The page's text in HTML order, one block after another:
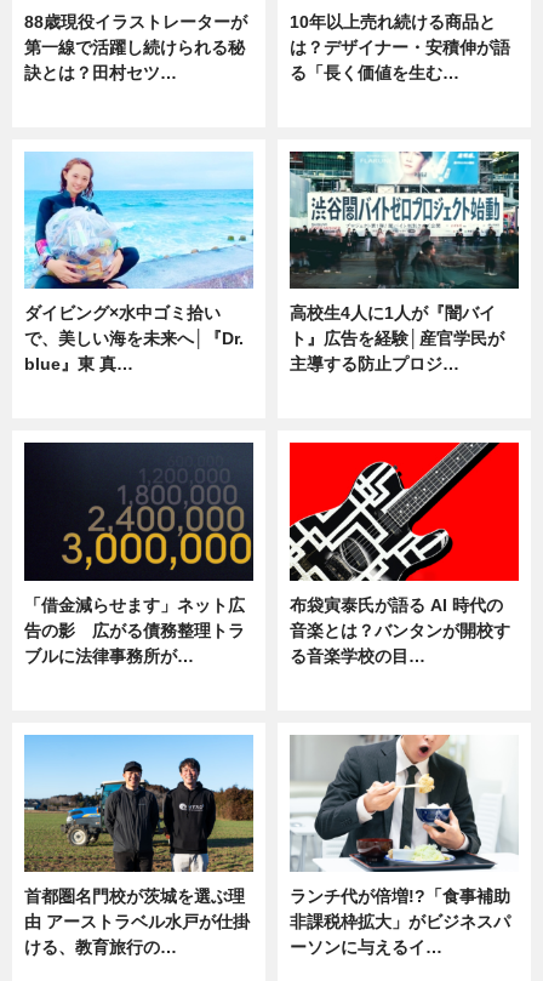
88歳現役イラストレーターが
第一線で活躍し続けられる秘
訣とは？田村セツ…
10年以上売れ続ける商品と
は？デザイナー・安積伸が語
る「長く価値を生む…
ダイビング×水中ゴミ拾い
で、美しい海を未来へ│『Dr.
blue』東 真…
高校生4人に1人が『闇バイ
ト』広告を経験│産官学民が
主導する防止プロジ…
「借金減らせます」ネット広
告の影 広がる債務整理トラ
ブルに法律事務所が…
布袋寅泰氏が語る AI 時代の
音楽とは？バンタンが開校す
る音楽学校の目…
首都圏名門校が茨城を選ぶ理
由 アーストラベル水戸が仕掛
ける、教育旅行の…
ランチ代が倍増!?「食事補助
非課税枠拡大」がビジネスパ
ーソンに与えるイ…